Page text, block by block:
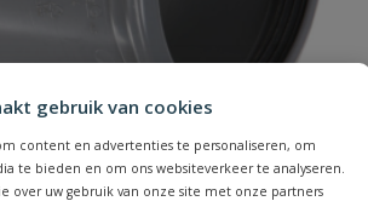
gebruik van cookies
content en advertenties te personaliseren, om
te bieden en om ons websiteverkeer te analyseren.
over uw gebruik van onze site met onze partners